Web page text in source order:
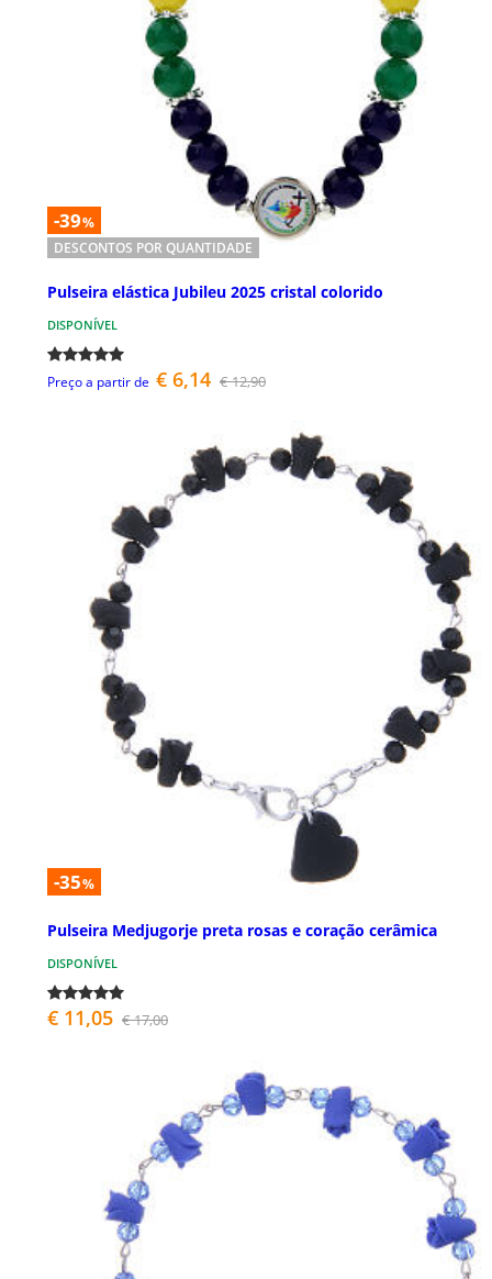
-39%
DESCONTOS POR QUANTIDADE
Pulseira elástica Jubileu 2025 cristal colorido
DISPONÍVEL
Preço a partir de € 6,14 € 12,90
-35%
Pulseira Medjugorje preta rosas e coração cerâmica
DISPONÍVEL
€ 11,05 € 17,00